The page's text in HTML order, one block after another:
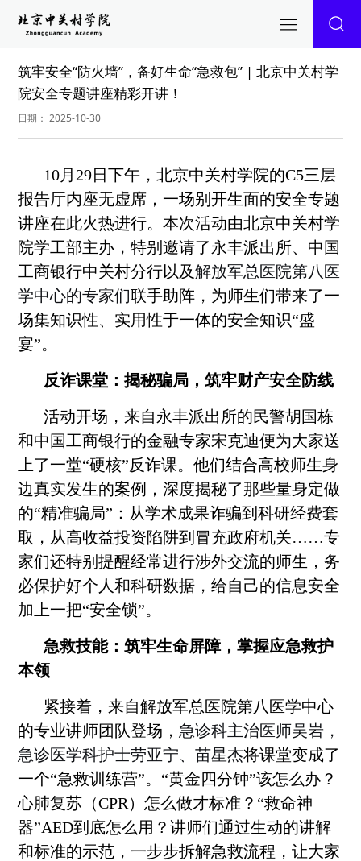
筑牢安全“防火墙”，备好生命“急救包” | 北京中关村学
院安全专题讲座精彩开讲！
日期： 2025-10-30
10月29日下午，北京中关村学院的C5三层
报告厅内座无虚席，一场别开生面的安全专题
讲座在此火热进行。本次活动由北京中关村学
院学工部主办，特别邀请了永丰派出所、 中国
工商银行中关村分行以及解放军总医院第八医
学中心的专家们联手助阵，为师生们带来了一
场集知识性、实用性于一体的安全知识“盛
宴”。
反诈课堂：揭秘骗局，筑牢财产安全防线
活动开场，来自永丰派出所的民警胡国栋
和中国工商银行的金融专家宋克迪便为大家送
上了一堂“硬核”反诈课。他们结合高校师生身
边真实发生的案例，深度揭秘了那些量身定做
的“精准骗局” ：从学术成果诈骗到科研经费套
取，从高收益投资陷阱到冒充政府机关……专
家们还特别提醒经常进行涉外交流的师生，务
必保护好个人和科研数据，给自己的信息安全
加上一把“安全锁”。
急救技能：筑牢生命屏障，掌握应急救护
本领
紧接着，来自解放军总医院第八医学中心
的专业讲师团队登场， 急诊科主治医师吴岩，
急诊医学科护士劳亚宁、苗星杰将课堂变成了
一个“急救训练营”。 “黄金四分钟”该怎么办？
心肺复苏（CPR）怎么做才标准？ “救命神
器”AED到底怎么用？讲师们通过生动的讲解
和标准的示范，一步步拆解急救流程，让大家